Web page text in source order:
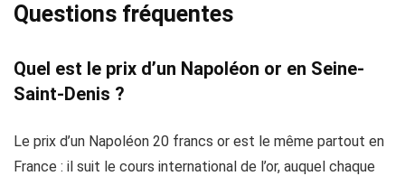
Questions fréquentes
Quel est le prix d’un Napoléon or en Seine-
Saint-Denis ?
Le prix d’un Napoléon 20 francs or est le même partout en
France : il suit le cours international de l’or, auquel chaque